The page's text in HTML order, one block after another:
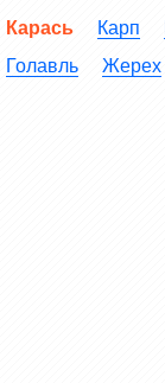
Карась Карп
Голавль
Жерех